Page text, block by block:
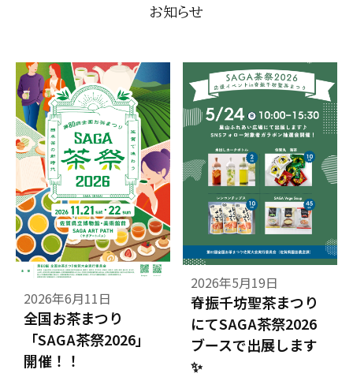
お知らせ
2026年6月11日
全国お茶まつり
「SAGA茶祭2026」
開催！！
2026年5月19日
脊振千坊聖茶まつり
にてSAGA茶祭2026
ブースで出展します
✨